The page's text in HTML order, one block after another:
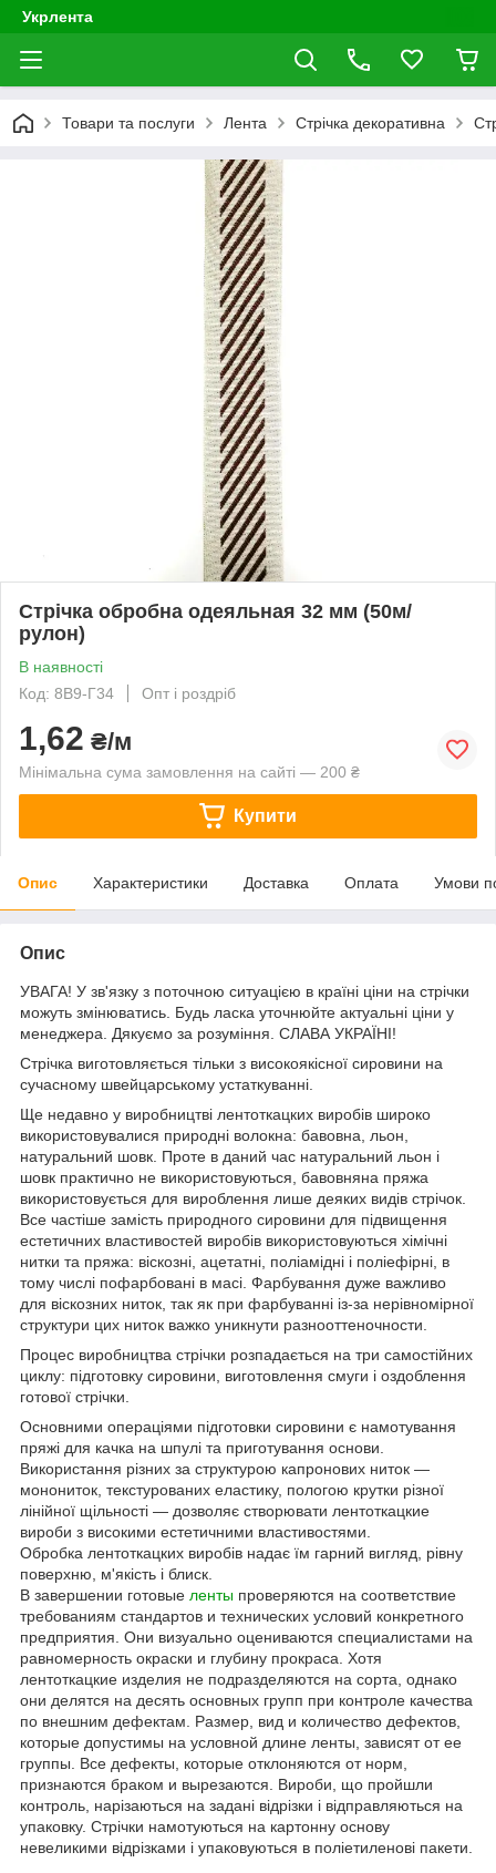
Укрлента
Товари та послуги Лента Стрічка декоративна
Стрічка обробна одеяльная 32 мм (50м/
рулон)
В наявності
Код: 8В9-Г34
Опт і роздріб
1,62 ₴/м
Мінімальна сума замовлення на сайті — 200 ₴
Купити
Опис Характеристики Доставка Оплата Умови
Опис
УВАГА! У зв'язку з поточною ситуацією в країні ціни на стрічки
можуть змінюватись. Будь ласка уточнюйте актуальні ціни у
менеджера. Дякуємо за розуміння. СЛАВА УКРАЇНІ!
Стрічка виготовляється тільки з високоякісної сировини на
сучасному швейцарському устаткуванні.
Ще недавно у виробництві лентоткацких виробів широко
використовувалися природні волокна: бавовна, льон,
натуральний шовк. Проте в даний час натуральний льон і
шовк практично не використовуються, бавовняна пряжа
використовується для вироблення лише деяких видів стрічок.
Все частіше замість природного сировини для підвищення
естетичних властивостей виробів використовуються хімічні
нитки та пряжа: віскозні, ацетатні, поліамідні і поліефірні, в
тому числі пофарбовані в масі. Фарбування дуже важливо
для віскозних ниток, так як при фарбуванні із-за нерівномірної
структури цих ниток важко уникнути разнооттеночности.
Процес виробництва стрічки розпадається на три самостійних
циклу: підготовку сировини, виготовлення смуги і оздоблення
готової стрічки.
Основними операціями підготовки сировини є намотування
пряжі для качка на шпулі та приготування основи.
Використання різних за структурою капронових ниток —
монониток, текстурованих еластику, пологою крутки різної
лінійної щільності — дозволяє створювати лентоткацкие
вироби з високими естетичними властивостями.
Обробка лентоткацких виробів надає їм гарний вигляд, рівну
поверхню, м'якість і блиск.
В завершении готовые ленты проверяются на соответствие
требованиям стандартов и технических условий конкретного
предприятия. Они визуально оцениваются специалистами на
равномерность окраски и глубину прокраса. Хотя
лентоткацкие изделия не подразделяются на сорта, однако
они делятся на десять основных групп при контроле качества
по внешним дефектам. Размер, вид и количество дефектов,
которые допустимы на условной длине ленты, зависят от ее
группы. Все дефекты, которые отклоняются от норм,
признаются браком и вырезаются. Вироби, що пройшли
контроль, нарізаються на задані відрізки і відправляються на
упаковку. Стрічки намотуються на картонну основу
невеликими відрізками і упаковуються в поліетиленові пакети.